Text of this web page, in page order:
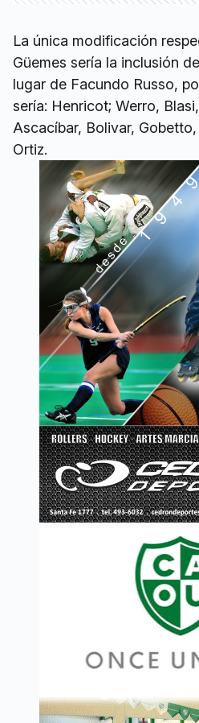
La única modificación
Güemes sería la inclusión de
lugar de Facundo Russo,
sería: Henricot; Werro,
Ascacíbar, Bolivar,
Ortiz.